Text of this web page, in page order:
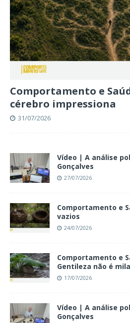
Comportamento e
cérebro impressiona
31/07/2026
Vídeo | A análise
Gonçalves
27/07/2026
Comportamento e
vazios
24/07/2026
Comportamento e
Gentileza não é
17/07/2026
Vídeo | A análise
Gonçalves